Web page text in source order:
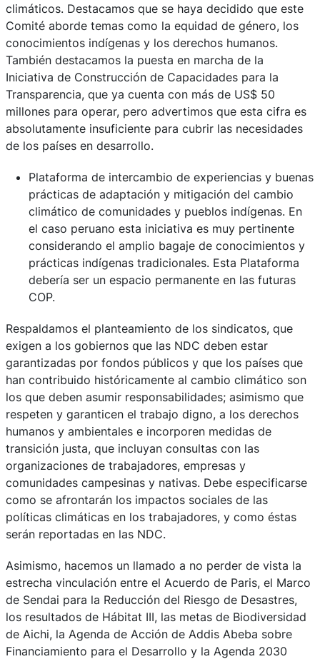
climáticos. Destacamos que se haya decidido que este
Comité aborde temas como la equidad de género, los
conocimientos indígenas y los derechos humanos.
También destacamos la puesta en marcha de la
Iniciativa de Construcción de Capacidades para la
Transparencia, que ya cuenta con más de US$ 50
millones para operar, pero advertimos que esta cifra es
absolutamente insuficiente para cubrir las necesidades
de los países en desarrollo.
Plataforma de intercambio de experiencias y buenas
prácticas de adaptación y mitigación del cambio
climático de comunidades y pueblos indígenas. En
el caso peruano esta iniciativa es muy pertinente
considerando el amplio bagaje de conocimientos y
prácticas indígenas tradicionales. Esta Plataforma
debería ser un espacio permanente en las futuras
COP.
Respaldamos el planteamiento de los sindicatos, que
exigen a los gobiernos que las NDC deben estar
garantizadas por fondos públicos y que los países que
han contribuido históricamente al cambio climático son
los que deben asumir responsabilidades; asimismo que
respeten y garanticen el trabajo digno, a los derechos
humanos y ambientales e incorporen medidas de
transición justa, que incluyan consultas con las
organizaciones de trabajadores, empresas y
comunidades campesinas y nativas. Debe especificarse
como se afrontarán los impactos sociales de las
políticas climáticas en los trabajadores, y como éstas
serán reportadas en las NDC.
Asimismo, hacemos un llamado a no perder de vista la
estrecha vinculación entre el Acuerdo de Paris, el Marco
de Sendai para la Reducción del Riesgo de Desastres,
los resultados de Hábitat III, las metas de Biodiversidad
de Aichi, la Agenda de Acción de Addis Abeba sobre
Financiamiento para el Desarrollo y la Agenda 2030